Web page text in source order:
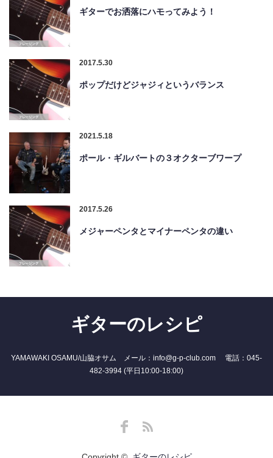
ギターでお洒落にハモってみよう！
2017.5.30
ポップだけどジャジィというバランス
2021.5.18
ポール・ギルバートの３オクターブワープ
2017.5.26
メジャーペンタとマイナーペンタの違い
ギターのレシピ
YAMAWAKI OSAMU/山脇オサム メール：info@g-p-club.com 電話：045-
482-3994 (平日10:00-18:00)